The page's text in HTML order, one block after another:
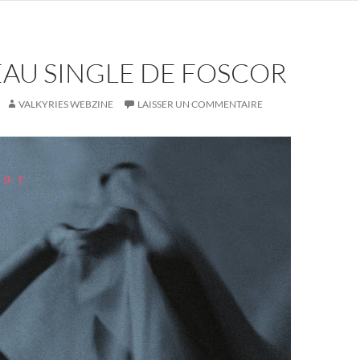
SINGLE DE FOSCOR
VALKYRIES WEBZINE LAISSER UN COMMENTAIRE